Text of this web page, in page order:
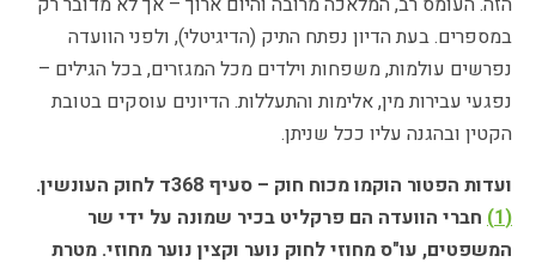
במספרים. בעת הדיון נפתח התיק (הדיגיטלי), ולפני הוועדה
נפרשים עולמות, משפחות וילדים מכל המגזרים, בכל הגילים –
נפגעי עבירות מין, אלימות והתעללות. הדיונים עוסקים בטובת
הקטין ובהגנה עליו ככל שניתן.
ועדות הפטור הוקמו מכוח חוק – סעיף 368ד לחוק העונשין.
(1)
חברי הוועדה הם פרקליט בכיר שמונה על ידי שר
המשפטים, עו"ס מחוזי לחוק נוער וקצין נוער מחוזי. מטרת